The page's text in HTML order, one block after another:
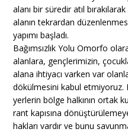
alanı bir süredir atıl
alanın tekrardan
yapımı başladı.
Bağımsızlık Yolu Omorfo
alanlara, gençlerimizin,
alana ihtiyacı varken var
dökülmesini kabul etmiyoruz.
yerlerin bölge halkının ortak
rant kapısına
hakları vardır ve bunu